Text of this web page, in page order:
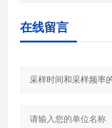
在线留言